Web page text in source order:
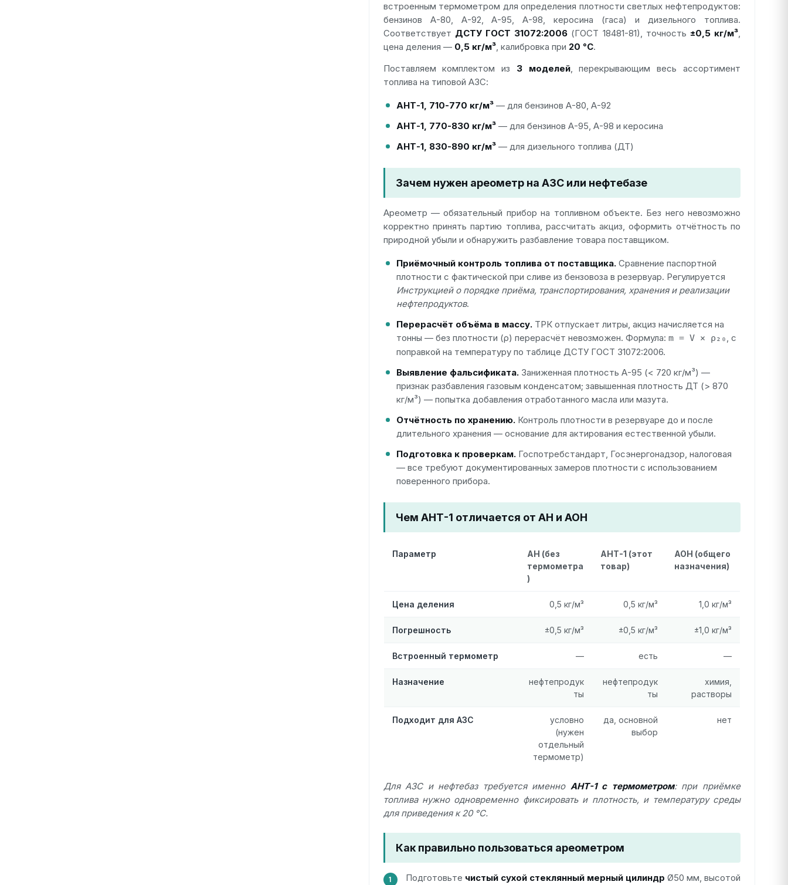
встроенным термометром для определения плотности светлых нефтепродуктов:
бензинов А-80, А-92, А-95, А-98, керосина (гаса) и дизельного топлива.
Соответствует ДСТУ ГОСТ 31072:2006 (ГОСТ 18481-81), точность ±0,5 кг/м³,
цена деления — 0,5 кг/м³, калибровка при 20 °C.
Поставляем комплектом из 3 моделей, перекрывающим весь ассортимент
топлива на типовой АЗС:
АНТ-1, 710-770 кг/м³— для бензинов А-80, А-92
АНТ-1, 770-830 кг/м³— для бензинов А-95, А-98 и керосина
АНТ-1, 830-890 кг/м³— для дизельного топлива (ДТ)
Зачем нужен ареометр на АЗС или нефтебазе
Ареометр — обязательный прибор на топливном объекте. Без него невозможно
корректно принять партию топлива, рассчитать акциз, оформить отчётность по
природной убыли и обнаружить разбавление товара поставщиком.
Приёмочный контроль топлива от поставщика.Сравнение паспортной
плотности с фактической при сливе из бензовоза в резервуар. Регулируется
Инструкцией о порядке приёма, транспортирования, хранения и реализации
нефтепродуктов.
Перерасчёт объёма в массу.ТРК отпускает литры, акциз начисляется на
тонны — без плотности (ρ) перерасчёт невозможен. Формула: m = V × ρ₂₀, с
поправкой на температуру по таблице ДСТУ ГОСТ 31072:2006.
Выявление фальсификата.Заниженная плотность А-95 (< 720 кг/м³) —
признак разбавления газовым конденсатом; завышенная плотность ДТ (> 870
кг/м³) — попытка добавления отработанного масла или мазута.
Отчётность по хранению.Контроль плотности в резервуаре до и после
длительного хранения — основание для актирования естественной убыли.
Подготовка к проверкам.Госпотребстандарт, Госэнергонадзор, налоговая
— все требуют документированных замеров плотности с использованием
поверенного прибора.
Чем АНТ-1 отличается от АН и АОН
Параметр
АН (без
термометра
)
АНТ-1 (этот
товар)
АОН (общего
назначения)
Цена деления 0,5 кг/м³ 0,5 кг/м³ 1,0 кг/м³
Погрешность ±0,5 кг/м³ ±0,5 кг/м³ ±1,0 кг/м³
Встроенный термометр — есть —
Назначение
нефтепродук
ты
нефтепродук
ты
химия,
растворы
Подходит для АЗС
условно
(нужен
отдельный
термометр)
да, основной
выбор
нет
Для АЗС и нефтебаз требуется именно АНТ-1 с термометром: при приёмке
топлива нужно одновременно фиксировать и плотность, и температуру среды
для приведения к 20 °C.
Как правильно пользоваться ареометром
Подготовьте чистый сухой стеклянный мерный цилиндр Ø50 мм, высотой